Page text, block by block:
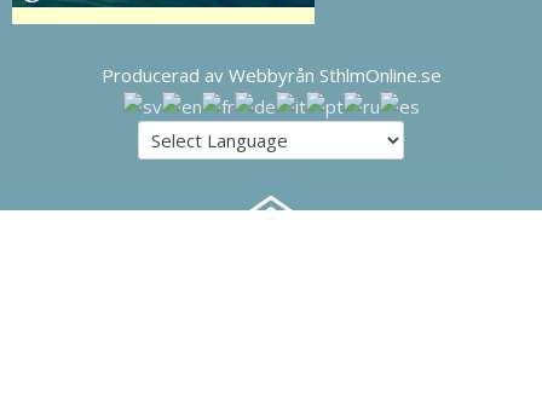
Producerad av Webbyrån SthlmOnline.se